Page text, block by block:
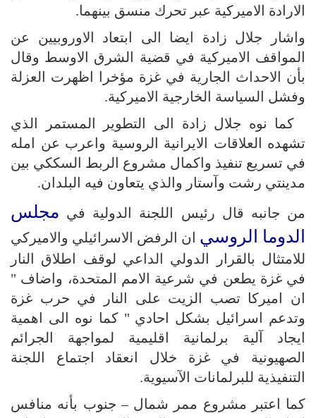
الارادة الاميركية عبر تحرك منسق بينهما.
واشار جلال زادة ايضا الى ابتعاد الاوروبيين عن
المواقف الاميركية في قضية الشرق الاوسط وقال
بأن الاحداث الجارية في غزة مؤخرا اظهرت العزلة
وفشل السياسة الخارجية الاميركية.
كما نوه جلال زادة الى التطوير المستمر الذي
تشهده العلاقات الايرانية الروسية واعرب عن امله
في تسريع تنفيذ واكمال مشروع الربط السككي بين
مدينتي رشت وآستار والذي يتعاون فيه البلدان.
من جانبه قال رئيس اللجنة الدولية في مجلس
الدوما الروسي ان الرفض الاسرائيلي والاميركي
للامتثال بالقرار الدولي الداعي لوقف اطلاق النار
في غزة يطعن في شرعية الامم المتحدة، واضاف "
ان اميركا تصب الزيت على النار في حرب غزة
وتدعم اسرائيل بشكل احادي " كما نوه الى اهمية
ايجاد آلية برلمانية اقليمية لمواجهة الجرائم
الصهيونية في غزة خلال انعقاد اجتماع اللجنة
التنفيذية للبرلمانات الآسيوية.
كما اعتبر مشروع ممر شمال – جنوب بأنه منافس